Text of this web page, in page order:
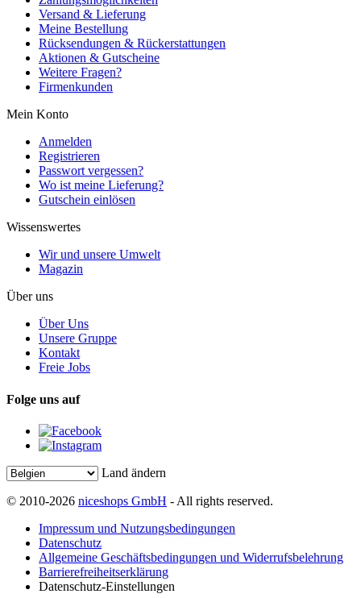
Versand & Lieferung
Meine Bestellung
Rücksendungen & Rückerstattungen
Aktionen & Gutscheine
Weitere Fragen?
Firmenkunden
Mein Konto
Anmelden
Registrieren
Passwort vergessen?
Wo ist meine Lieferung?
Gutschein einlösen
Wissenswertes
Wir und unsere Umwelt
Magazin
Über uns
Über Uns
Unsere Gruppe
Kontakt
Freie Jobs
Folge uns auf
Land ändern
© 2010-2026 niceshops GmbH - All rights reserved.
Impressum und Nutzungsbedingungen
Datenschutz
Allgemeine Geschäftsbedingungen und Widerrufsbelehrung
Barrierefreiheitserklärung
Datenschutz-Einstellungen